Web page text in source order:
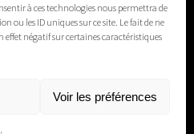
à ces technologies nous permettra de
ou les ID uniques sur ce site. Le fait de ne
négatif sur certaines caractéristiques
Voir les préférences